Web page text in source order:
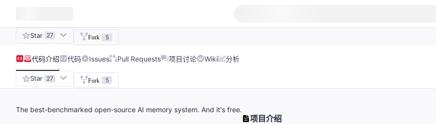
Star 27 Fork 5
代码介绍 代码 Issues Pull Requests 项目讨论 Wiki 分析
Star 27 Fork 5
The best-benchmarked open-source AI memory system. And it's free.
项目介绍